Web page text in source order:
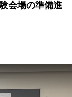
会場の準備進